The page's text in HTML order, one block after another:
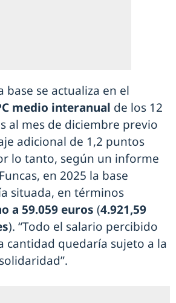
base se actualiza en el
medio interanual de los 12
al mes de diciembre previo
adicional de 1,2 puntos
lo tanto, según un informe
en 2025 la base
situada, en términos
a 59.059 euros (4.921,59
). “Todo el salario percibido
cantidad quedaría sujeto a la